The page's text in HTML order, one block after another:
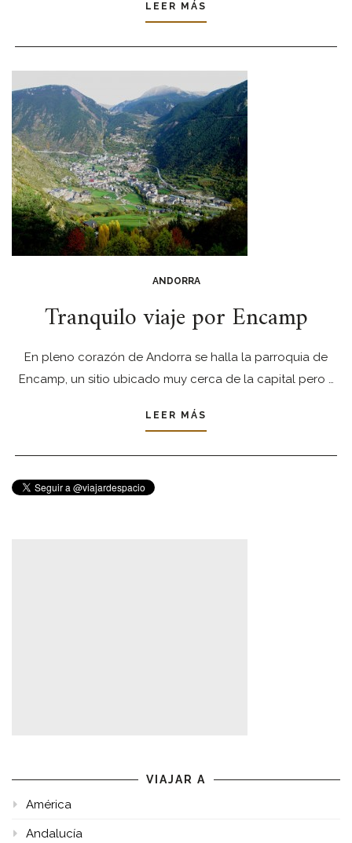
LEER MÁS
ANDORRA
Tranquilo viaje por Encamp
En pleno corazón de Andorra se halla la parroquia de
Encamp, un sitio ubicado muy cerca de la capital pero …
LEER MÁS
VIAJAR A
América
Andalucía